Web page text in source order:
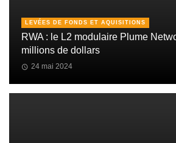
LEVÉES DE FONDS ET AQUISITIONS
RWA : le L2 modulaire Plume
millions de dollars
24 mai 2024